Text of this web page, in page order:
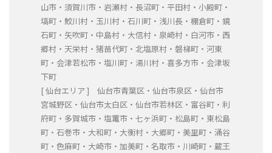
山市・須賀川市・岩瀬村・長沼町・平田村・小殿町・
塙町・鮫川村・玉川村・石川町・浅川長・棚倉町・鏡
石町・矢吹町・中島村・大信村・泉崎村・白河市・西
郷村・天栄村・猪苗代町・北塩原村・磐梯町・河東
町・会津若松市・塩川町・湯川村・喜多方市・会津坂
下町
[ 仙台エリア ] 仙台市青葉区・仙台市泉区・仙台市
宮城野区・仙台市太白区・仙台市若林区・富谷町・利
府町・多賀城市・塩竃市・七ヶ浜町・松島町・東松島
町・石巻市・大和町・大衡村・大郷町・美里町・涌谷
町・色麻町・大崎市・加美町・名取市・川崎町・蔵王